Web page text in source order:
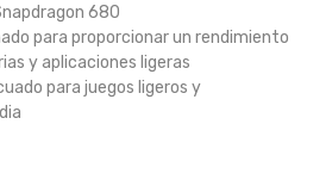
680
para proporcionar un rendimiento
y aplicaciones ligeras
para juegos ligeros y